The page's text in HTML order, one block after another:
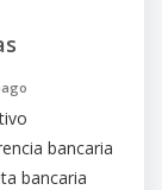
bancaria
bancaria